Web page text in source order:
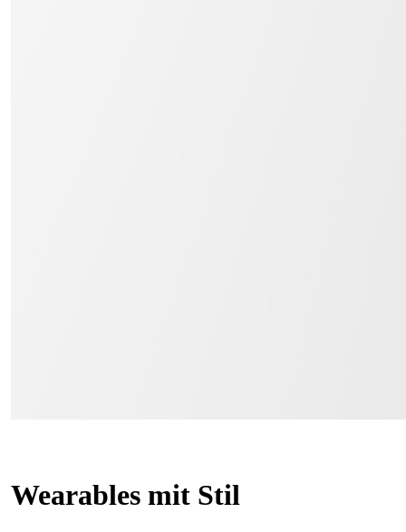
Wearables mit Stil